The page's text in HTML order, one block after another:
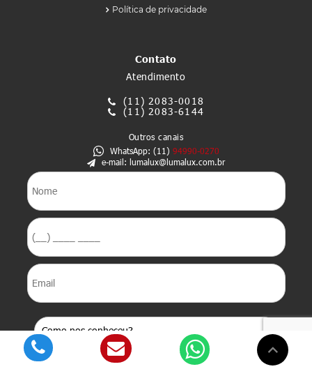
Política de privacidade
Contato
Atendimento
(11) 2083-0018
(11) 2083-6144
Outros canais
WhatsApp: (11) 94990-0270
e-mail: lumalux@lumalux.com.br